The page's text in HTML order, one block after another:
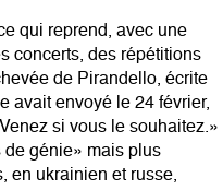
qui reprend, avec une
concerts, des répétitions
de Pirandello, écrite
avait envoyé le 24 février,
si vous le souhaitez.»
de génie» mais plus
en ukrainien et russe,